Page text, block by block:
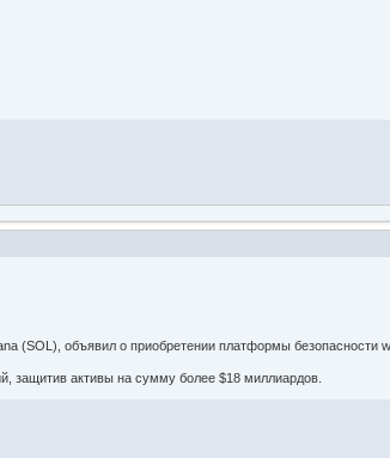
(SOL), объявил о приобретении платформы безопасности
защитив активы на сумму более $18 миллиардов.